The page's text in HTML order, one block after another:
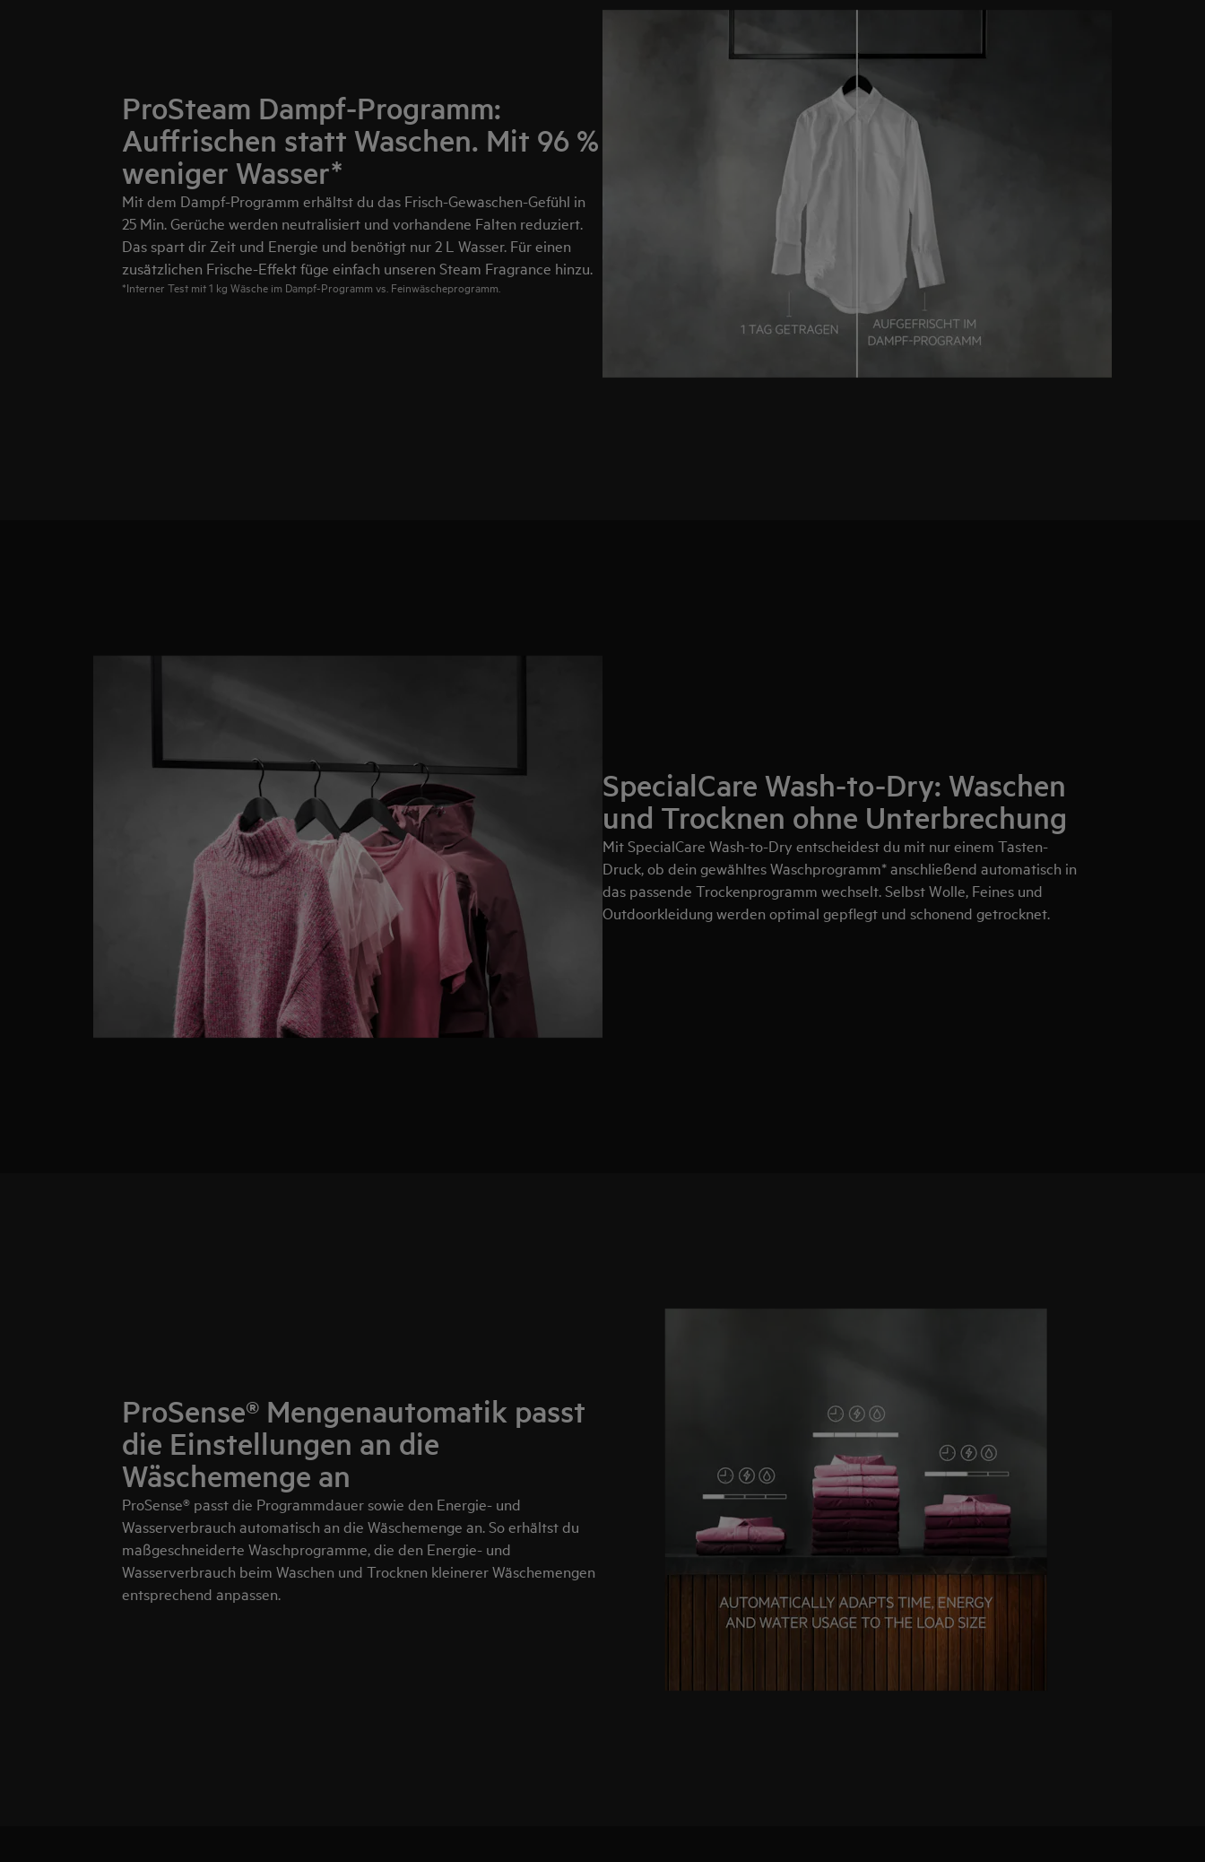
ProSteam Dampf-Programm:
Auffrischen statt Waschen. Mit 96 %
weniger Wasser*
Mit dem Dampf-Programm erhältst du das Frisch-Gewaschen-Gefühl in
25 Min. Gerüche werden neutralisiert und vorhandene Falten reduziert.
Das spart dir Zeit und Energie und benötigt nur 2 L Wasser. Für einen
zusätzlichen Frische-Effekt füge einfach unseren Steam Fragrance hinzu.
*Interner Test mit 1 kg Wäsche im Dampf-Programm vs. Feinwäscheprogramm.
SpecialCare​ Wash-to-Dry: Waschen
und Trocknen ohne Unterbrechung
Mit SpecialCare Wash-to-Dry entscheidest du mit nur einem Tasten-
Druck, ob dein gewähltes Waschprogramm* anschließend automatisch in
das passende Trockenprogramm wechselt. Selbst Wolle, Feines und
Outdoorkleidung werden optimal gepflegt und schonend getrocknet.
ProSense® Mengenautomatik passt
die Einstellungen an die
Wäschemenge an
ProSense® passt die Programmdauer sowie den Energie- und
Wasserverbrauch automatisch an die Wäschemenge an. So erhältst du
maßgeschneiderte Waschprogramme, die den Energie- und
Wasserverbrauch beim Waschen und Trocknen kleinerer Wäschemengen
entsprechend anpassen.